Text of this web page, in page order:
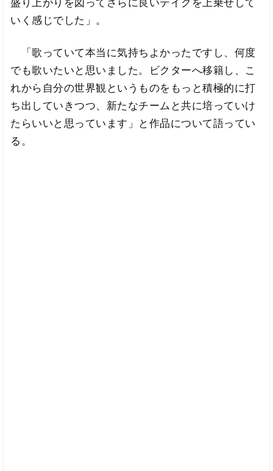
いく感じでした」。
「歌っていて本当に気持ちよかったですし、何度
でも歌いたいと思いました。ビクターへ移籍し、こ
れから自分の世界観というものをもっと積極的に打
ち出していきつつ、新たなチームと共に培っていけ
たらいいと思っています」と作品について語ってい
る。